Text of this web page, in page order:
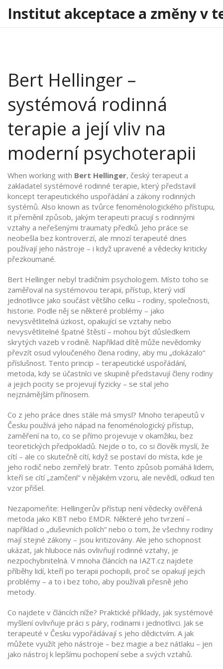
Institut akceptace a změny v
Bert Hellinger –
systémová rodinná
terapie a její vliv na
moderní psychoterapii
When working with Bert Hellinger, český terapeut a
zakladatel systémové rodinné terapie, který představil
koncept terapeutického uspořádání a zákony rodinných
systémů. Also known as tvůrce fenoménologického přístupu,
it přeměnil způsob, jakým terapeuti pracují s rodinnými
vztahy a neřešenými traumaty předků. Jeho práce se
neobešla bez kontroverzí, ale mnozí terapeuté dnes
používají jeho nástroje – i když upravené a vědecky kriticky
přezkoumané.
Bert Hellinger nebyl tradičním psychologem. Místo toho se
zaměřoval na systémovou terapii, přístup, který vidí
jednotlivce jako součást většího celku – rodiny, společnosti,
historie. Podle něj se některé problémy – jako
nevysvětlitelná úzkost, opakující se vztahy nebo
nevysvětlitelné špatné štěstí – mohou být důsledkem
skrytých vazeb v rodině. Například dítě může nevědomky
převzít osud vyloučeného člena rodiny, aby mu „dokázalo“
příslušnost. Tento princip – terapeutické uspořádání,
metoda, kdy se účastníci ve skupině představují členy rodiny
a jejich pocity se projevují fyzicky – se stal jeho
nejznámějším přínosem.
Co z jeho práce dnes stále má smysl? Mnoho terapeutů v
Česku používá jeho nápad na fenoménologický přístup,
zaměření na to, co se přímo projevuje v okamžiku, bez
teoretických předpokladů. Nejde o to, co si člověk myslí, že
cítí – ale co skutečně cítí, když se postaví do místa, kde je
jeho rodič nebo zemřelý bratr. Tento způsob pomáhá lidem,
kteří se cítí „zamčení“ v nějakém vzoru, ale nevědí, odkud ten
vzor přišel.
Nezapomeňte: Hellingerův přístup není vědecky ověřená
metoda jako KBT nebo EMDR. Některé jeho tvrzení –
například o „duševních polích“ nebo o tom, že všechny rodiny
mají stejné zákony – jsou kritizovány. Ale jeho schopnost
ukázat, jak hluboce nás ovlivňují rodinné vztahy, je
nezpochybnitelná. V mnoha článcích na IAZT.cz najdete
příběhy lidí, kteří po terapii pochopili, proč se opakují jejich
problémy – a to i bez toho, aby používali přesně jeho
metody.
Co najdete v článcích níže? Praktické příklady, jak systémové
myšlení ovlivňuje práci s páry, rodinami i jednotlivci. Jak se
terapeuté v Česku vypořádávají s jeho dědictvím. A jak
můžete využít jeho nástroje – bez magie a bez nátlaku – jen
jako nástroj k lepšímu pochopení sebe a svých vztahů.